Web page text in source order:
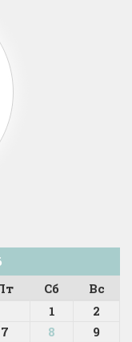
Сб
Вс
1
2
7 8
9